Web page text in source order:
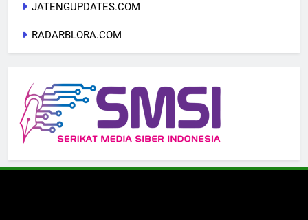
JATENGUPDATES.COM
RADARBLORA.COM